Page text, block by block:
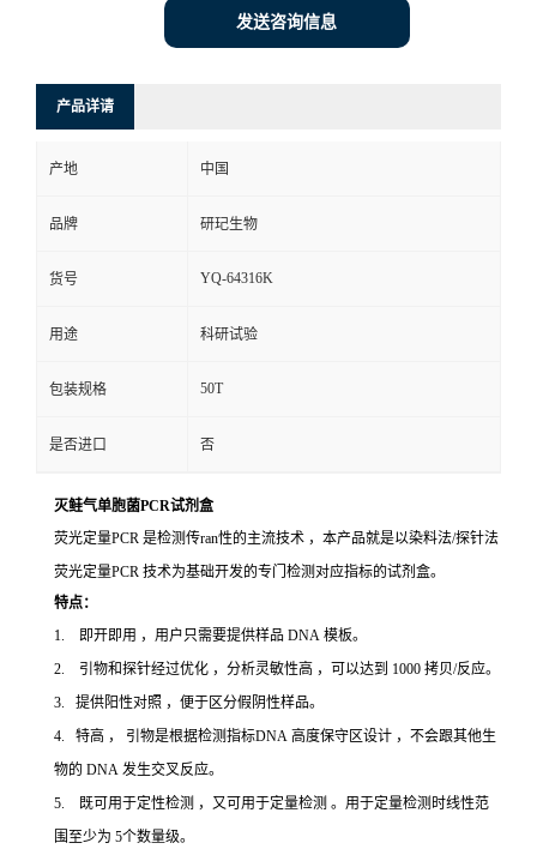
发送咨询信息
产品详请
产地 中国
品牌 研玘生物
货号 YQ-64316K
用途 科研试验
包装规格 50T
是否进口 否
灭鲑气单胞菌PCR试剂盒
荧光定量PCR 是检测传ran性的主流技术 ，本产品就是以染料法/探针法
荧光定量PCR 技术为基础开发的专门检测对应指标的试剂盒。
特点：
1. 即开即用 ，用户只需要提供样品 DNA 模板。
2. 引物和探针经过优化 ，分析灵敏性高 ，可以达到 1000 拷贝/反应。
3. 提供阳性对照 ，便于区分假阴性样品。
4. 特高 ， 引物是根据检测指标DNA 高度保守区设计 ，不会跟其他生
物的 DNA 发生交叉反应。
5. 既可用于定性检测 ，又可用于定量检测 。用于定量检测时线性范
围至少为 5个数量级。